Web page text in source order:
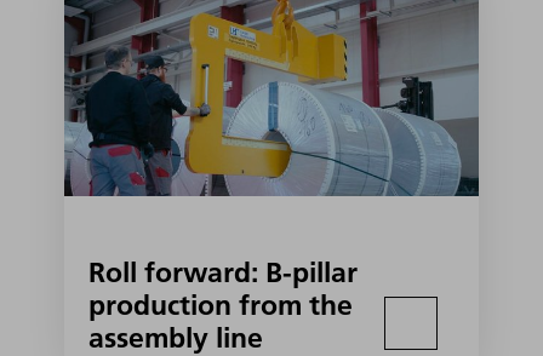
Roll forward: B-pillar
production from the
assembly line